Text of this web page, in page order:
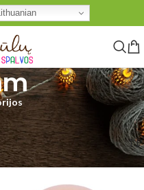
Rodomi visi rezultatai: 2
Rodyti 48 96 Visi